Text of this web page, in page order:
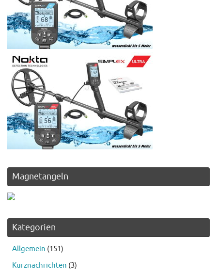
Magnetangeln
Kategorien
Allgemein (151)
Kurznachrichten (3)